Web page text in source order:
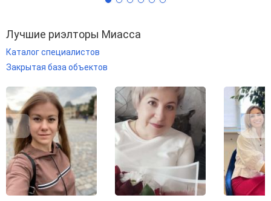
Лучшие риэлторы Миасса
Каталог специалистов
Закрытая база объектов